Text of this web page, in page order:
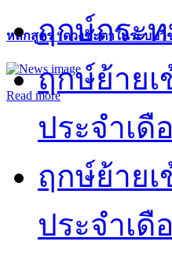
หลักสูตร “ดวงชะตาในระบบวิ
Read more
ฤกษ์กระ
ฤกษ์ย้าย
ประจำเดื
ฤกษ์ย้าย
ประจำเดื